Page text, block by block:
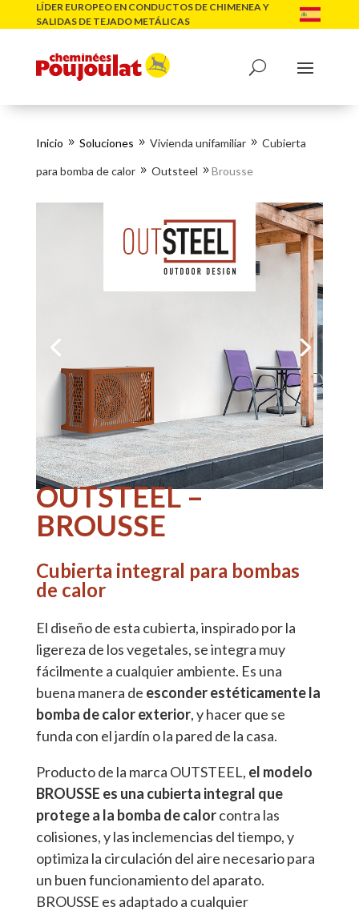
LÍDER EUROPEO EN CONDUCTOS DE CHIMENEA Y
SALIDAS DE TEJADO METÁLICAS
Inicio 9 Soluciones 9 Vivienda unifamiliar 9 Cubierta
para bomba de calor 9 Outsteel 9 Brousse
OUTSTEEL –
BROUSSE
Cubierta integral para bombas
de calor
El diseño de esta cubierta, inspirado por la
ligereza de los vegetales, se integra muy
fácilmente a cualquier ambiente. Es una
buena manera de esconder estéticamente la
bomba de calor exterior, y hacer que se
funda con el jardín o la pared de la casa.
Producto de la marca OUTSTEEL, el modelo
BROUSSE es una cubierta integral que
protege a la bomba de calorcontra las
colisiones, y las inclemencias del tiempo, y
optimiza la circulación del aire necesario para
un buen funcionamiento del aparato.
BROUSSE es adaptado a cualquier